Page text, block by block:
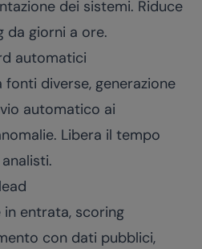
dei sistemi. Riduce
da giorni a ore.
automatici
diverse, generazione
automatico ai
Libera il tempo
entrata, scoring
con dati pubblici,